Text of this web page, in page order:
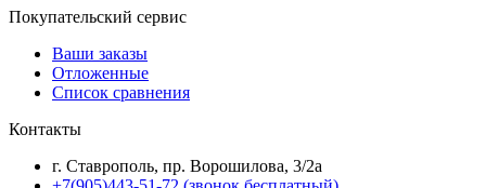
Покупательский сервис
Ваши заказы
Отложенные
Список сравнения
Контакты
г. Ставрополь, пр. Ворошилова, 3/2а